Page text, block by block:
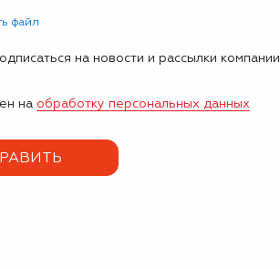
файл
на новости и рассылки компании
на обработку персональных данных